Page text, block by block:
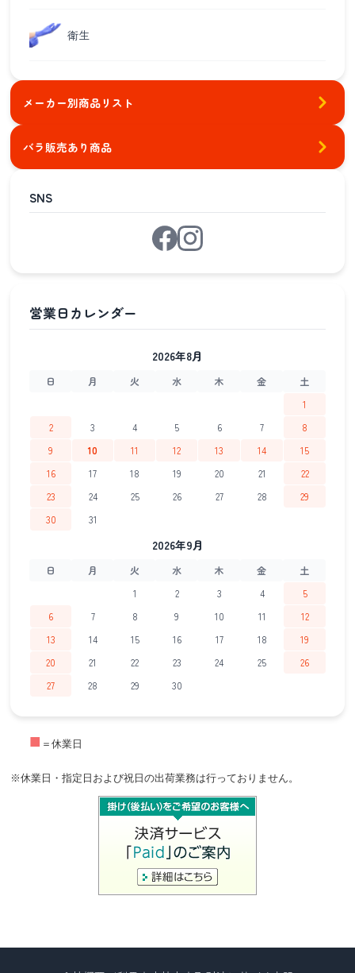
衛生
メーカー別商品リスト
バラ販売あり商品
SNS
2026年8月
日 月 火 水 木 金
土
1
2
3 4 5 6 7
8
9
10 11 12 13 14
15
16
17 18 19 20 21
22
23
24 25 26 27 28
29
30
31
2026年9月
日 月 火 水 木 金
土
1
2 3 4
5
6
7 8 9 10 11
12
13
14 15 16 17 18
19
20
21 22 23 24 25
26
27
28 29 30
■ ＝休業日
※休業日・指定日および祝日の出荷業務は行っておりません。